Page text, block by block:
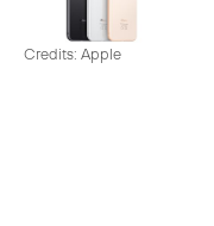
Credits: Apple